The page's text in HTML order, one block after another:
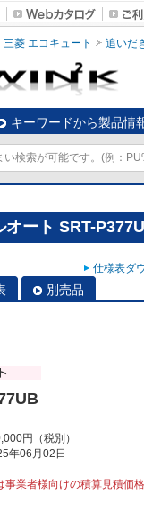
三菱 エコキュート 追いだ
キーワードから製品情
ート SRT-
仕様表ダ
別売品
円（税別）
年06月02日
業者様向けの積算見積価